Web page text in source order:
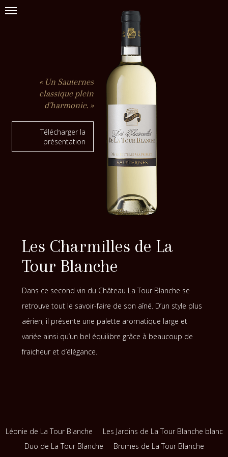
« Un Sauternes
classique plein
d’harmonie. »
Télécharger la
présentation
Les Charmilles de La
Tour Blanche
Dans ce second vin du Château La Tour Blanche se
retrouve tout le savoir-faire de son aîné. D’un style plus
aérien, il présente une palette aromatique large et
variée ainsi qu’un bel équilibre grâce à beaucoup de
fraicheur et d’élégance.
Léonie de La Tour Blanche
Les Jardins de La Tour Blanche blanc
Duo de La Tour Blanche
Brumes de La Tour Blanche